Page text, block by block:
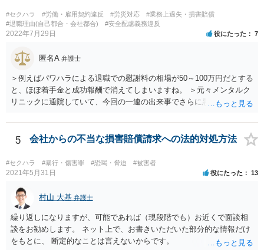
様々な事情のヒアリングや証拠資料の検討が必要になるため、今後の
方針の検討も含め、一度面談にて法律相談をされることをおすすめし
ます。
#セクハラ #労働・雇用契約違反 #労災対応
#業務上過失・損害賠償
#退職理由(自己都合・会社都合)
#安全配慮義務違反
2022年7月29日 役にたった 7
匿名A 弁護士
＞例えばパワハラによる退職での慰謝料の相場が50～100万円だとする
と、ほぼ着手金と成功報酬で消えてしまいますね。 ＞元々メンタルク
リニックに通院していて、今回の一連の出来事でさらに悪化した事実
万が一、慰謝料請求が認められるにしても金額としては微々たるもの
かと思いますが、依頼する弁護士に詳細を説明したうえで指示を仰い
5 会社からの不当な損害賠償請求への法的対処方法
#セクハラ #暴行・傷害罪 #恐喝・脅迫 #被害者
2021年5月31日 役にたった 13
村山 大基 弁護士
繰り返しになりますが、可能であれば（現段階でも）お近くで面談相
談をお勧めします。 ネット上で、お書きいただいた部分的な情報だけ
をもとに、 断定的なことは言えないからです。